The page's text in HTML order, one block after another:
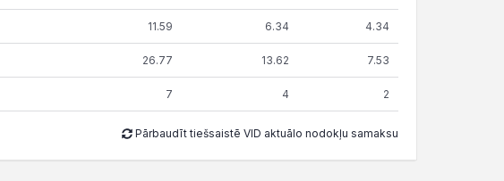
11.59 6.34 4.34
26.77 13.62 7.53
7 4 2
Pārbaudīt tiešsaistē VID aktuālo nodokļu samaksu